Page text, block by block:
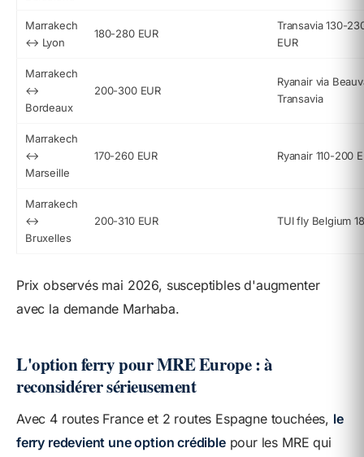
Marrakech
↔ Lyon
180-280 EUR
Transavia 130-
EUR
Marrakech
↔
Bordeaux
200-300 EUR
Ryanair via
Transavia
Marrakech
↔
Marseille
170-260 EUR Ryanair 110-200
Marrakech
↔
Bruxelles
200-310 EUR TUI fly Belgium
Prix observés mai 2026, susceptibles d'augmenter
avec la demande Marhaba.
L'option ferry pour MRE Europe : à
reconsidérer sérieusement
Avec 4 routes France et 2 routes Espagne touchées, le
ferry redevient une option crédiblepour les MRE qui